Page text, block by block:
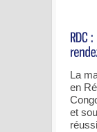
La
en
et